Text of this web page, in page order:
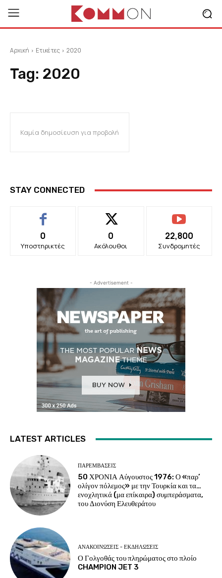
Αρχική Ετικέτες 2020
Tag: 2020
Καμία δημοσίευση για προβολή
STAY CONNECTED
0
Υποστηρικτές
0
Ακόλουθοι
22,800
Συνδρομητές
- Advertisement -
LATEST ARTICLES
ΠΑΡΕΜΒΑΣΕΙΣ
50 ΧΡΟΝΙΑ Αύγουστος 1976: Ο «παρ’
ολίγον πόλεμος» με την Τουρκία και τα…
ενοχλητικά (μα επίκαιρα) συμπεράσματα,
του Διονύση Ελευθεράτου
ΑΝΑΚΟΙΝΩΣΕΙΣ - ΕΚΔΗΛΩΣΕΙΣ
Ο Γολγοθάς του πληρώματος στο πλοίο
CHAMPION JET 3